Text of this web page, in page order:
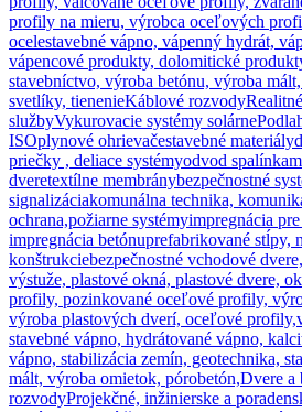
profily na mieru, výrobca oceľových
ocelestavebné vápno, vápenný hydrát,
vápencové produkty, dolomitické
stavebníctvo, výroba betónu, výroba
svetlíky, tienenieKáblové rozvody
službyVykurovacie systémy solárne
ISOplynové ohrievačestavebné materiály
priečky , deliace systémyodvod spalín
dveretextílne membránybezpečnostné
signalizáciakomunálna technika,
ochrana,požiarne systémyimpregnácia
impregnácia betónuprefabrikované stĺpy,
konštrukciebezpečnostné vchodové
výstuže, plastové okná, plastové dvere,
profily, pozinkované oceľové profily,
výroba plastových dverí, oceľové profily,
stavebné vápno, hydrátované vápno,
vápno, stabilizácia zemín, geotechnika,
mált, výroba omietok, pórobetón,Dvere a
rozvodyProjekčné, inžinierske a